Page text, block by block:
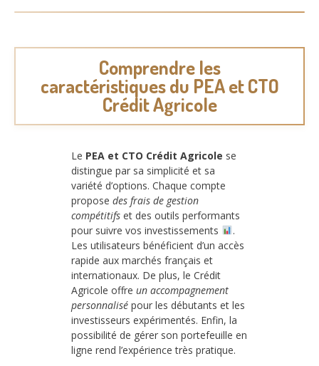
Comprendre les
caractéristiques du PEA et CTO
Crédit Agricole
Le PEA et CTO Crédit Agricole se
distingue par sa simplicité et sa
variété d’options. Chaque compte
propose des frais de gestion
compétitifs et des outils performants
pour suivre vos investissements
.
Les utilisateurs bénéficient d’un accès
rapide aux marchés français et
internationaux. De plus, le Crédit
Agricole offre un accompagnement
personnalisé pour les débutants et les
investisseurs expérimentés. Enfin, la
possibilité de gérer son portefeuille en
ligne rend l’expérience très pratique.